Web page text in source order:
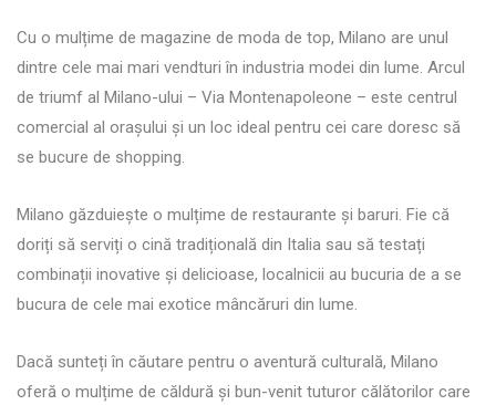
Cu o mulțime de magazine de moda de top, Milano are unul
dintre cele mai mari vendturi în industria modei din lume. Arcul
de triumf al Milano-ului – Via Montenapoleone – este centrul
comercial al orașului și un loc ideal pentru cei care doresc să
se bucure de shopping.
Milano găzduiește o mulțime de restaurante și baruri. Fie că
doriți să serviți o cină tradițională din Italia sau să testați
combinații inovative și delicioase, localnicii au bucuria de a se
bucura de cele mai exotice mâncăruri din lume.
Dacă sunteți în căutare pentru o aventură culturală, Milano
oferă o mulțime de căldură și bun-venit tuturor călătorilor care